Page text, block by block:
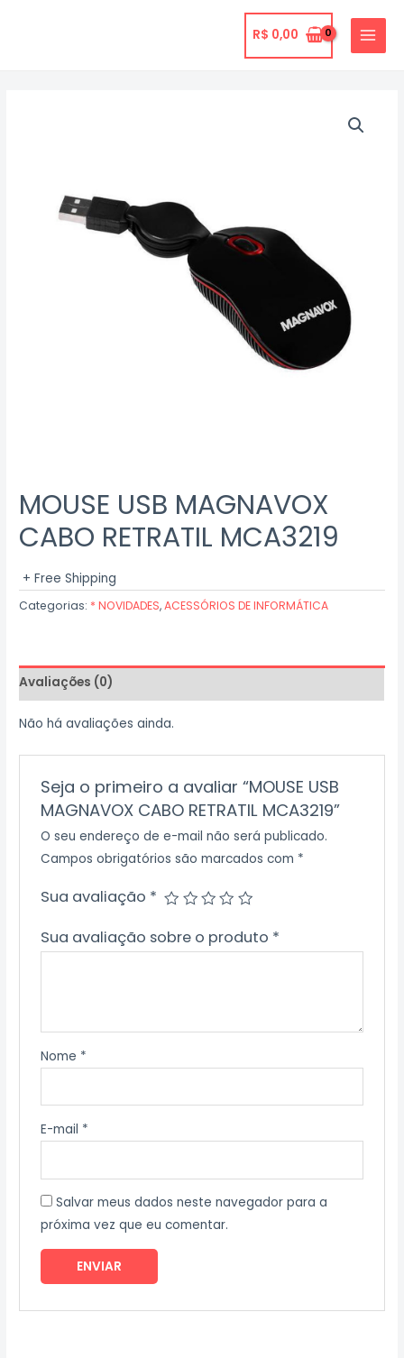
R$ 0,00
MAIN
MOUSE USB MAGNAVOX
CABO RETRATIL MCA3219
+ Free Shipping
Categorias: * NOVIDADES,ACESSÓRIOS DE INFORMÁTICA
Avaliações (0)
Não há avaliações ainda.
Seja o primeiro a avaliar “MOUSE USB
MAGNAVOX CABO RETRATIL MCA3219”
O seu endereço de e-mail não será publicado.
Campos obrigatórios são marcados com *
Sua avaliação *
Sua avaliação sobre o produto *
Nome *
E-mail *
Salvar meus dados neste navegador para a
próxima vez que eu comentar.